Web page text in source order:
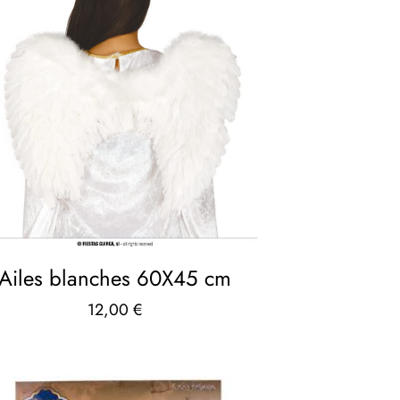
blanches 60X45 cm
12,00 €